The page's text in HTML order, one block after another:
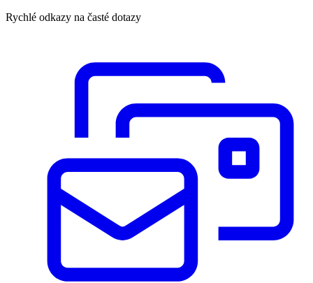
Rychlé odkazy na časté dotazy